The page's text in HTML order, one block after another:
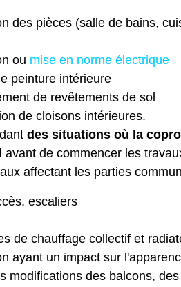
des pièces (salle de bains,
ou mise en norme électrique
peinture intérieure
de revêtements de sol
de cloisons intérieures.
des situations où la
avant de commencer les
affectant les parties
escaliers
de chauffage collectif et
ayant un impact sur
modifications des balcons,